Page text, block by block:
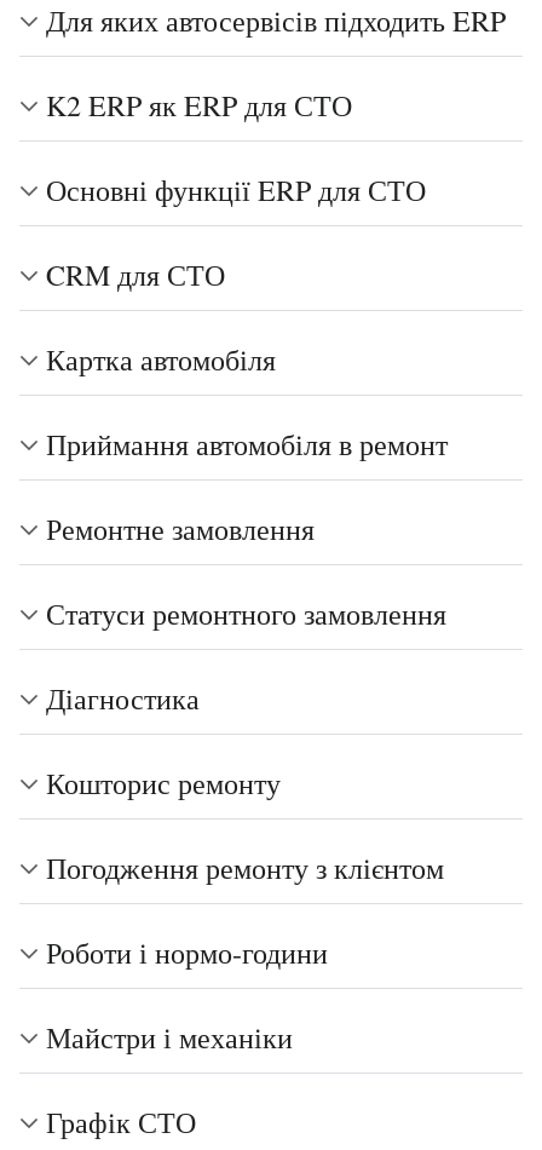
Для яких автосервісів підходить ERP
K2 ERP як ERP для СТО
Основні функції ERP для СТО
CRM для СТО
Картка автомобіля
Приймання автомобіля в ремонт
Ремонтне замовлення
Статуси ремонтного замовлення
Діагностика
Кошторис ремонту
Погодження ремонту з клієнтом
Роботи і нормо-години
Майстри і механіки
Графік СТО